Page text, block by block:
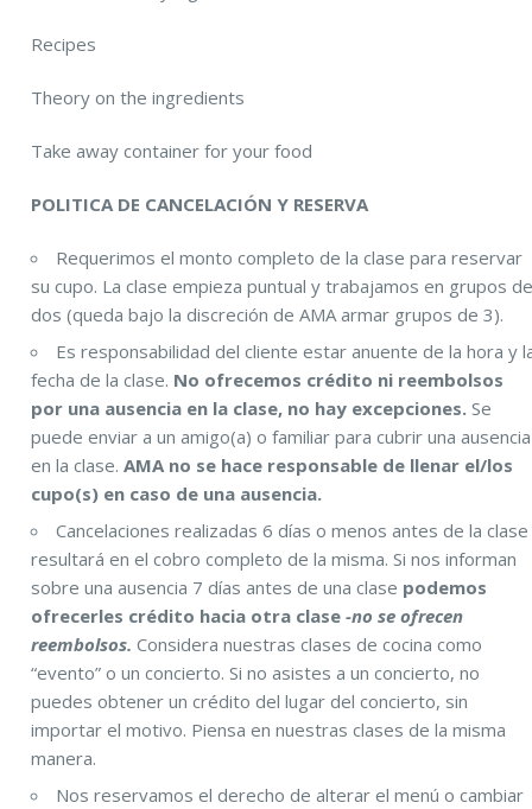
Recipes
Theory on the ingredients
Take away container for your food
POLITICA DE CANCELACIÓN Y RESERVA
Requerimos el monto completo de la clase para reservar
su cupo. La clase empieza puntual y trabajamos en grupos
dos (queda bajo la discreción de AMA armar grupos de 3).
Es responsabilidad del cliente estar anuente de la hora y
fecha de la clase. No ofrecemos crédito ni reembolsos
por una ausencia en la clase, no hay excepciones. Se
puede enviar a un amigo(a) o familiar para cubrir una ausencia
en la clase.AMA no se hace responsable de llenar el/los
cupo(s) en caso de una ausencia.
Cancelaciones realizadas 6 días o menos antes de la clase
resultará en el cobro completo de la misma. Si nos informan
sobre una ausencia 7 días antes de una clase podemos
ofrecerles crédito hacia otra clase-no se ofrecen
reembolsos. Considera nuestras clases de cocina como
“evento” o un concierto. Si no asistes a un concierto, no
puedes obtener un crédito del lugar del concierto, sin
importar el motivo. Piensa en nuestras clases de la misma
manera.
Nos reservamos el derecho de alterar el menú o cambiar